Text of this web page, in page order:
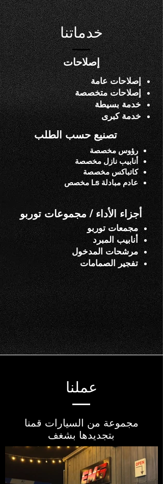
خدماتنا
إصلاحات
إصلاحات عامة
إصلاحات متخصصة
خدمة بسيطة
خدمة كبرى
تصنيع حسب الطلب
رؤوس مخصصة
أنابيب نازل مخصصة
كاتباكس مخصصة
عادم مبادلة Ls مخصص
أجزاء الأداء / مجموعات توربو
مجمعات توربو
أنابيب المبرد
مرشحات المدخول
تفجير الصمامات
عملنا
مجموعة من السيارات قمنا
بتجديدها بشغف